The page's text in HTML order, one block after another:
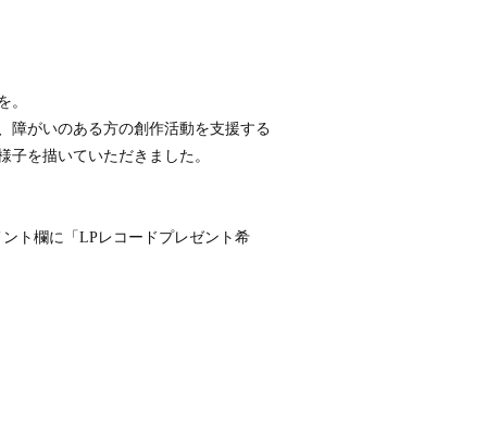
。
障がいのある方の創作活動を支援する
を描いていただきました。
ト欄に「 LPレコードプレゼント希